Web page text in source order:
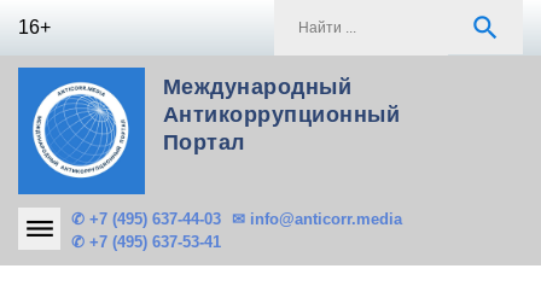
16+ search
Международный
Антикоррупционный
Портал
✆ +7 (495) 637-44-03
✆ +7 (495) 637-53-41
✉ info@anticorr.media